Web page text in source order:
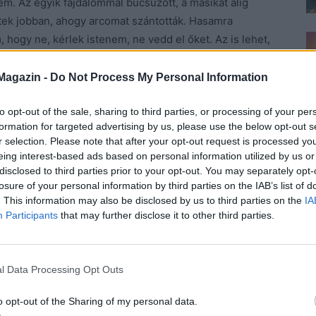
- Do Not Process My Personal Information
opt-out of the sale, sharing to third parties, or processing of your
for targeted advertising by us, please use the below opt-out
selection. Please note that after your opt-out request is processed
interest-based ads based on personal information utilized by us
to third parties prior to your opt-out. You may separately
of your personal information by third parties on the IAB’s list of
This information may also be disclosed by us to third parties on the
Participants that may further disclose it to other third parties.
Data Processing Opt Outs
opt-out of the Sharing of my personal data.
jobban, ahogy arcomat szántották. Hasamra
hogy ne, kérlek istenem, ne vedd el őket. Az is lehet,
másfelé figyelt, és az én két kicsim csak
lefektetett, és nem indult velem azonnal a
ne legyen köze. Nem akartam fehér falakat,
próbálnak, és azt mormolják, ne aggódjak, nincs
Ennél szomorúbb mondatot nem lehet mondani
lesz ugyanaz, nem őt hordozom magamban, nem őt
rájövök, hogy létezik, ragyogni kezd a szemem, a
aki jöhet, nem lesz ugyanaz. Nem lehet azt
a reményt. Az a lélek sose jön már vissza. Neki
a kanapén és öleltük egymást, megértettük,